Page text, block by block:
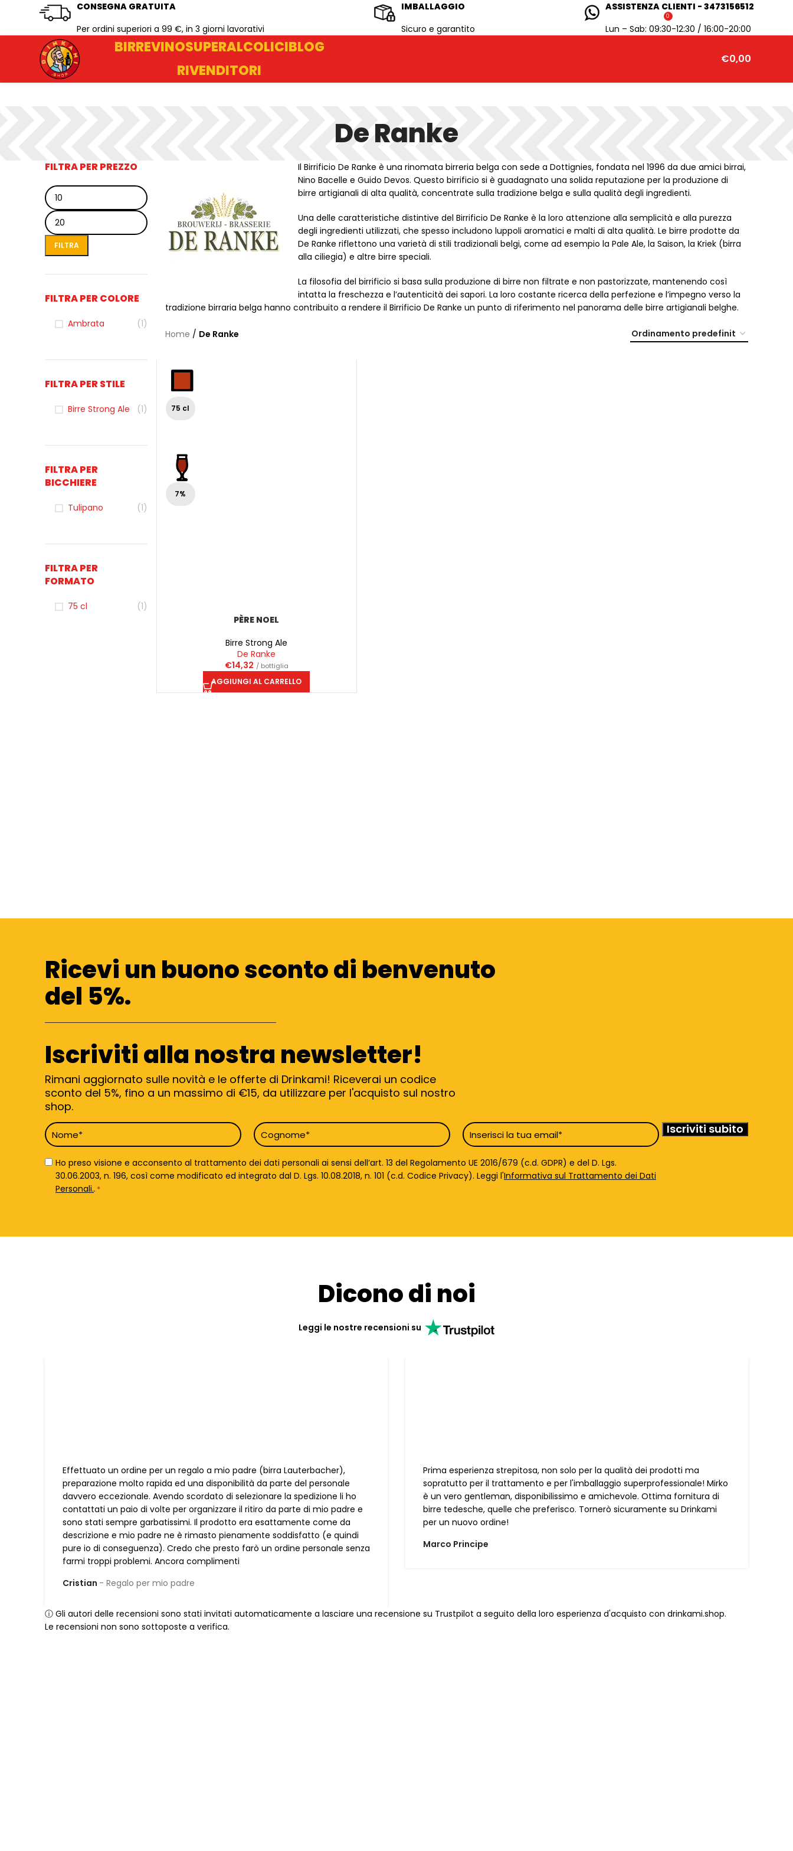
CONSEGNA GRATUITA
Per ordini superiori a 99 €, in 3 giorni lavorativi
IMBALLAGGIO
Sicuro e garantito
ASSISTENZA CLIENTI - 3473156512
Lun – Sab: 09:30-12:30 / 16:00-20:00
BIRREVINOSUPERALCOLICIBLOG
RIVENDITORI
0
€0,00
De Ranke
FILTRA PER PREZZO
Prezzo
Min
Prezzo
MaxFILTRA
FILTRA PER COLORE
Ambrata (1)
FILTRA PER STILE
Birre Strong Ale (1)
FILTRA PER
BICCHIERE
Tulipano (1)
FILTRA PER
FORMATO
75 cl (1)
Il Birrificio De Ranke è una rinomata birreria belga con sede a Dottignies, fondata nel 1996 da due amici birrai,
Nino Bacelle e Guido Devos. Questo birrificio si è guadagnato una solida reputazione per la produzione di
birre artigianali di alta qualità, concentrate sulla tradizione belga e sulla qualità degli ingredienti.
Una delle caratteristiche distintive del Birrificio De Ranke è la loro attenzione alla semplicità e alla purezza
degli ingredienti utilizzati, che spesso includono luppoli aromatici e malti di alta qualità. Le birre prodotte da
De Ranke riflettono una varietà di stili tradizionali belgi, come ad esempio la Pale Ale, la Saison, la Kriek (birra
alla ciliegia) e altre birre speciali.
La filosofia del birrificio si basa sulla produzione di birre non filtrate e non pastorizzate, mantenendo così
intatta la freschezza e l’autenticità dei sapori. La loro costante ricerca della perfezione e l’impegno verso la
tradizione birraria belga hanno contribuito a rendere il Birrificio De Ranke un punto di riferimento nel panorama delle birre artigianali belghe.
Home / De Ranke
75 cl
7%
PÈRE NOEL
Birre Strong Ale
De Ranke
€14,32 / bottiglia
AGGIUNGI AL CARRELLO
Ricevi un buono sconto di benvenuto
del 5%.
Iscriviti alla nostra newsletter!
Rimani aggiornato sulle novità e le offerte di Drinkami! Riceverai un codice
sconto del 5%, fino a un massimo di €15, da utilizzare per l'acquisto sul nostro
shop.
Nome
*
Cognome
*
Email
*
Privacy
Policy
Ho preso visione e acconsento al trattamento dei dati personali ai sensi dell’art. 13 del Regolamento UE 2016/679 (c.d. GDPR) e del D. Lgs.
30.06.2003, n. 196, così come modificato ed integrato dal D. Lgs. 10.08.2018, n. 101 (c.d. Codice Privacy). Leggi l'Informativa sul Trattamento dei Dati
Personali.. *
Dicono di noi
Leggi le nostre recensioni su
Effettuato un ordine per un regalo a mio padre (birra Lauterbacher),
preparazione molto rapida ed una disponibilità da parte del personale
davvero eccezionale. Avendo scordato di selezionare la spedizione li ho
contattati un paio di volte per organizzare il ritiro da parte di mio padre e
sono stati sempre garbatissimi. Il prodotto era esattamente come da
descrizione e mio padre ne è rimasto pienamente soddisfatto (e quindi
pure io di conseguenza). Credo che presto farò un ordine personale senza
farmi troppi problemi. Ancora complimenti
Cristian
Regalo per mio padre
Prima esperienza strepitosa, non solo per la qualità dei prodotti ma
sopratutto per il trattamento e per l'imballaggio superprofessionale! Mirko
è un vero gentleman, disponibilissimo e amichevole. Ottima fornitura di
birre tedesche, quelle che preferisco. Tornerò sicuramente su Drinkami
per un nuovo ordine!
Marco Principe
ⓘ Gli autori delle recensioni sono stati invitati automaticamente a lasciare una recensione su Trustpilot a seguito della loro esperienza d'acquisto con drinkami.shop.
Le recensioni non sono sottoposte a verifica.